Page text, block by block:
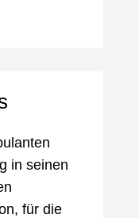
in seinen
für die